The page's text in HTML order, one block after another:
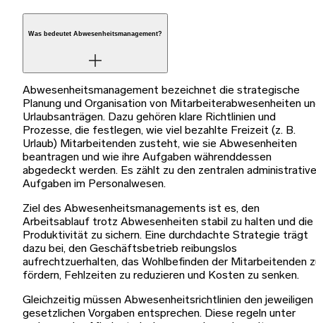
Was bedeutet Abwesenheitsmanagement?
Abwesenheitsmanagement bezeichnet die strategische
Planung und Organisation von Mitarbeiterabwesenheiten
Urlaubsanträgen. Dazu gehören klare Richtlinien und
Prozesse, die festlegen, wie viel bezahlte Freizeit (z. B.
Urlaub) Mitarbeitenden zusteht, wie sie Abwesenheiten
beantragen und wie ihre Aufgaben währenddessen
abgedeckt werden. Es zählt zu den zentralen
Aufgaben im Personalwesen.
Ziel des Abwesenheitsmanagements ist es, den
Arbeitsablauf trotz Abwesenheiten stabil zu halten und die
Produktivität zu sichern. Eine durchdachte Strategie trägt
dazu bei, den Geschäftsbetrieb reibungslos
aufrechtzuerhalten, das Wohlbefinden der Mitarbeitenden
fördern, Fehlzeiten zu reduzieren und Kosten zu senken.
Gleichzeitig müssen Abwesenheitsrichtlinien den jeweiligen
gesetzlichen Vorgaben entsprechen. Diese regeln unter